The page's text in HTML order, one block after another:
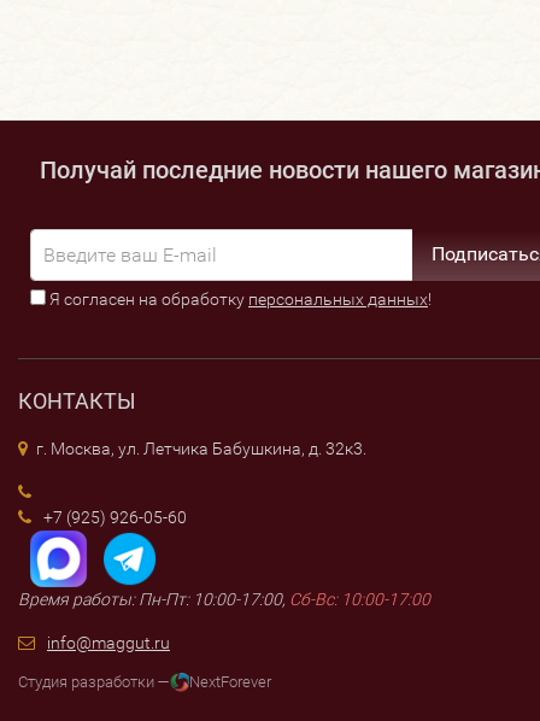
Получай последние новости нашего
Я согласен на обработку персональных данных!
КОНТАКТЫ
г. Москва, ул. Летчика Бабушкина, д. 32к3.
+7 (925) 926-05-60
Время работы: Пн-Пт: 10:00-17:00, Сб-Вс: 10:00-17:00
info@maggut.ru
Студия разработки — NextForever